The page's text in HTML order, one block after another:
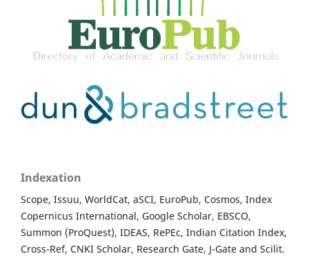
Indexation
Scope, Issuu, WorldCat, aSCI, EuroPub, Cosmos, Index
Copernicus International, Google Scholar, EBSCO,
Summon (ProQuest), IDEAS, RePEc, Indian Citation Index,
Cross-Ref, CNKI Scholar, Research Gate, J-Gate and Scilit.